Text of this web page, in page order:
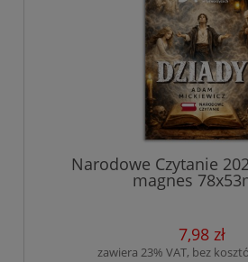
Narodowe Czytanie
magnes
7,98 zł
zawiera 23% VAT, bez